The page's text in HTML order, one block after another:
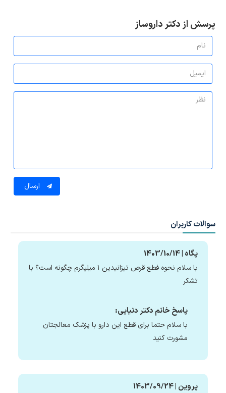
پرسش از دکتر داروساز
ارسال
سوالات کاربران
پگاه | 1403/10/14
با سلام نحوه فطع قرص تیزانیدین ۱ میلیگرم چگونه است؟ با
تشکر
پاسخ خانم دکتر دنیایی:
با سلام حتما برای قطع این دارو با پزشک معالجتان
مشورت کنید
پروین | 1403/09/24